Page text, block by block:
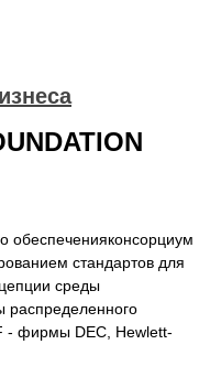
обеспеченияконсорциум
стандартов для
среды
распределенного
- фирмы DEC, Hewlett-